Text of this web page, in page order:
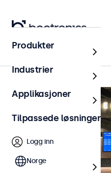
Hjem
Produkter
Industrier
Applikasjoner
Tilpassede løsninger
Logg inn
Norge